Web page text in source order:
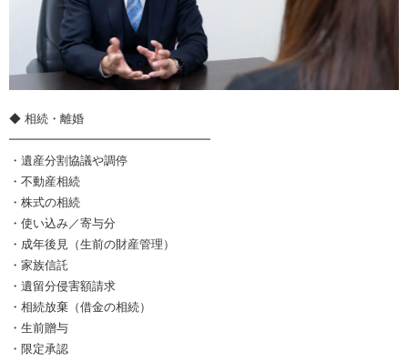
◆ 相続・離婚
━━━━━━━━━━━━━━━━━
・遺産分割協議や調停
・不動産相続
・株式の相続
・使い込み／寄与分
・成年後見（生前の財産管理）
・家族信託
・遺留分侵害額請求
・相続放棄（借金の相続）
・生前贈与
・限定承認